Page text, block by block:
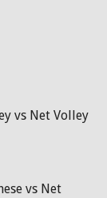
vs Net Volley
vs Net